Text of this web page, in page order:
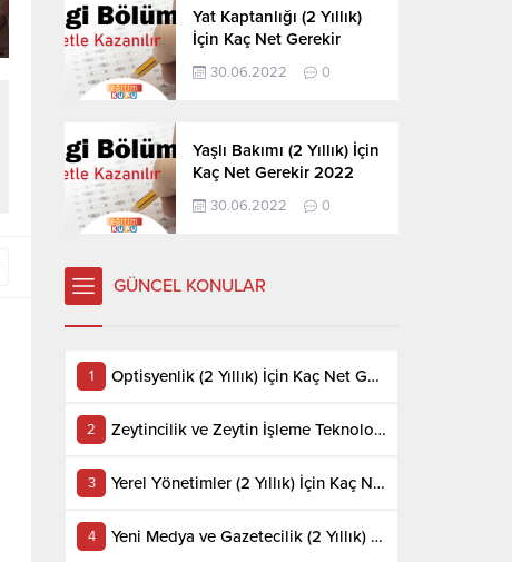
Yat Kaptanlığı (2 Yıllık)
İçin Kaç Net Gerekir
2022
30.06.2022 0
Yaşlı Bakımı (2 Yıllık) İçin
Kaç Net Gerekir 2022
30.06.2022 0
GÜNCEL KONULAR
Optisyenlik (2 Yıllık) İçin Kaç Net Gerekir 2022
Zeytincilik ve Zeytin İşleme Teknolojisi (2 Yıllık) İçin Kaç Net Gerekir 2022
Yerel Yönetimler (2 Yıllık) İçin Kaç Net Gerekir 2022
Yeni Medya ve Gazetecilik (2 Yıllık) İçin Kaç Net Gerekir 2022